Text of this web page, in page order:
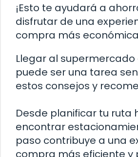
¡Esto te ayudará a
disfrutar de una
compra más
Llegar al
puede ser una tarea
estos consejos y
Desde planificar tu ruta
encontrar
paso contribuye a una
compra más eficiente y